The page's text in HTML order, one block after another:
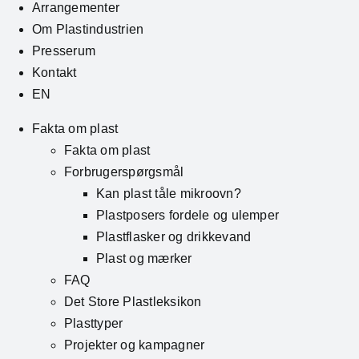
Arrangementer
Om Plastindustrien
Presserum
Kontakt
EN
Fakta om plast
Fakta om plast
Forbrugerspørgsmål
Kan plast tåle mikroovn?
Plastposers fordele og ulemper
Plastflasker og drikkevand
Plast og mærker
FAQ
Det Store Plastleksikon
Plasttyper
Projekter og kampagner